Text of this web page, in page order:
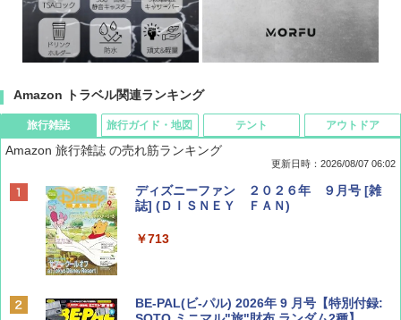
Amazon トラベル関連ランキング
旅行雑誌
Amazon 旅行雑誌 の売れ筋ランキング
更新日時：2026/08/07 06:02
ディズニーファン ２０２６年 ９月号 [雑
誌] (ＤＩＳＮＥＹ ＦＡＮ)
￥713
BE-PAL(ビ-パル) 2026年 9 月号【特別付録:
旅行ガイド・地図 テント アウトドア